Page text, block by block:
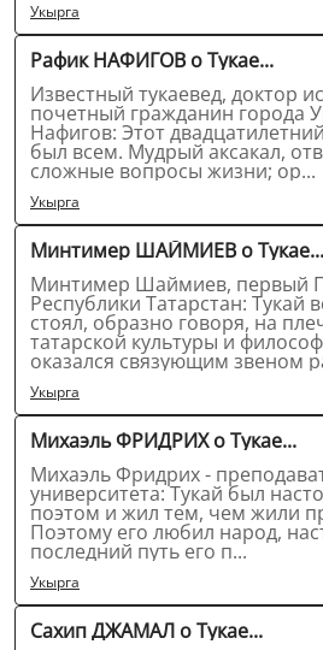
Укырга
Рафик НАФИГОВ о Тукае...
Известный тукаевед, доктор
почетный гражданин города
Нафигов: Этот двадцатилетний юноша для татар
был всем. Мудрый аксакал,
сложные вопросы жизни; ор...
Укырга
Минтимер ШАЙМИЕВ о Тукае...
Минтимер Шаймиев, первый
Республики Татарстан: Тукай велик потому, что
стоял, образно говоря, на
татарской культуры и
оказался связующим звеном
Укырга
Михаэль ФРИДРИХ о Тукае...
Михаэль Фридрих -
университета: Тукай был настоящим народным
поэтом и жил тем, чем жили
Поэтому его любил народ,
последний путь его п...
Укырга
Сахип ДЖАМАЛ о Тукае...